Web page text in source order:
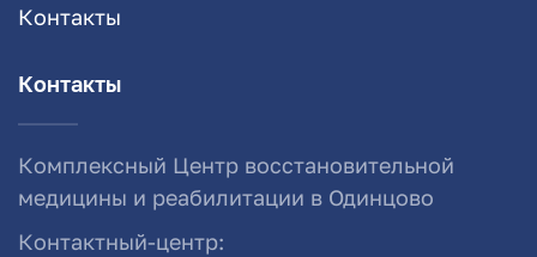
Контакты
Контакты
Комплексный Центр восстановительной
медицины и реабилитации в Одинцово
Контактный-центр: